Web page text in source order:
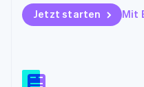
Jetzt starten Mit
Portugal
PortuguêsEnglish
Svenska